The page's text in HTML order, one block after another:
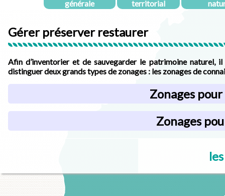
générale
territorial
Gérer préserver restaurer
Afin d’inventorier et de sauvegarder le patrimoine naturel,
distinguer deux grands types de zonages : les zonages de
Zonages
Zonages